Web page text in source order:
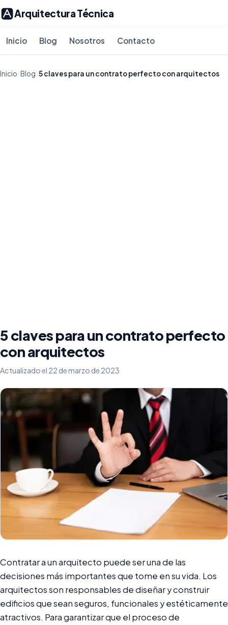
Arquitectura Técnica
Inicio Blog Nosotros Contacto
Inicio/Blog/5 claves para un contrato perfecto con arquitectos
5 claves para un contrato perfecto
con arquitectos
Actualizado el 22 de marzo de 2023
Contratar a un arquitecto puede ser una de las
decisiones más importantes que tome en su vida. Los
arquitectos son responsables de diseñar y construir
edificios que sean seguros, funcionales y estéticamente
atractivos. Para garantizar que el proceso de